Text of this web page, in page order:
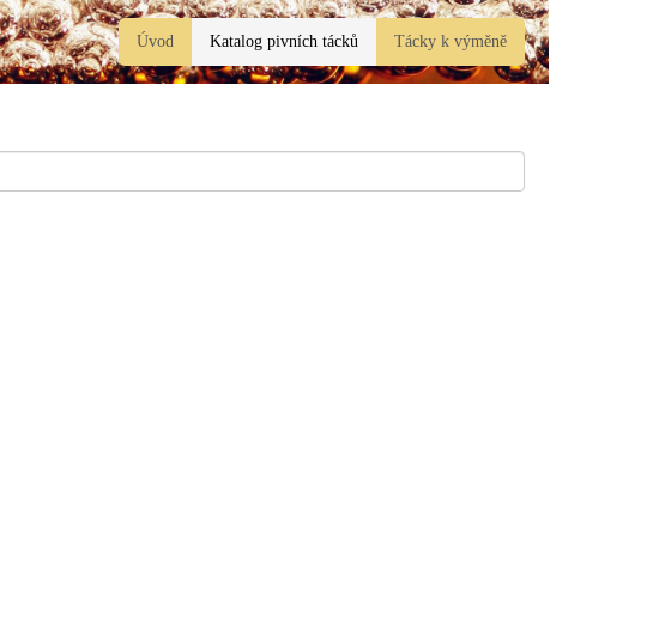
Úvod Katalog pivních tácků
Tácky k výměně